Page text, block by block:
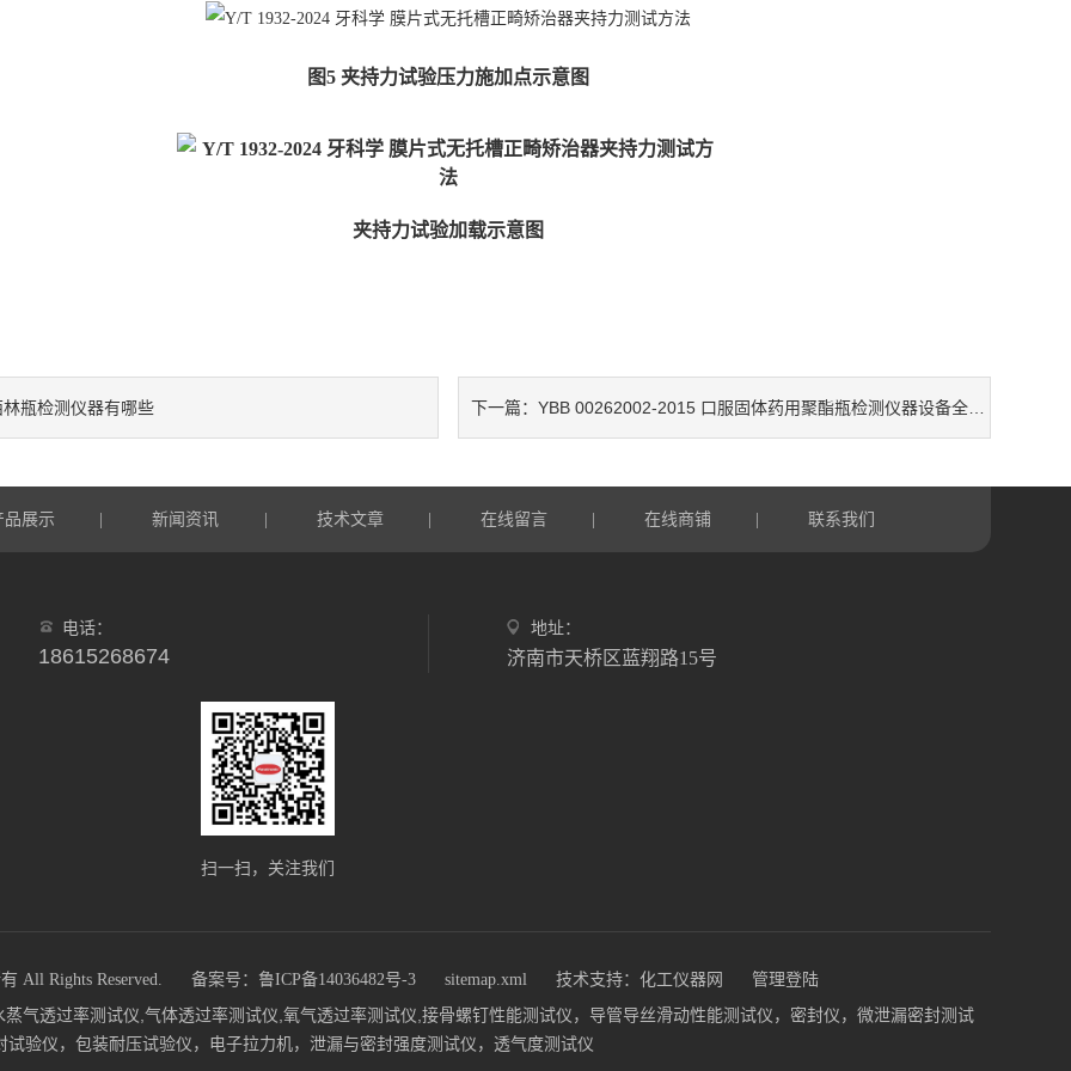
图5 夹持力试验压力施加点示意图
夹持力试验加载示意图
林瓶检测仪器有哪些 下一篇：YBB 00262002-2015 口服固体药用聚酯瓶检测仪器设备全套介绍
品展示 新闻资讯 技术文章 在线留言 在线商铺 联系我们
电话：
18615268674
地址：
济南市天桥区蓝翔路15号
扫一扫，关注我们
All Rights Reserved. 备案号：鲁ICP备14036482号-3 sitemap.xml 技术支持： 化工仪器网 管理登陆
气透过率测试仪,气体透过率测试仪,氧气透过率测试仪,接骨螺钉性能测试仪，导管导丝滑动性能测试仪，密封仪，微泄漏密封测试
试验仪，包装耐压试验仪，电子拉力机，泄漏与密封强度测试仪，透气度测试仪